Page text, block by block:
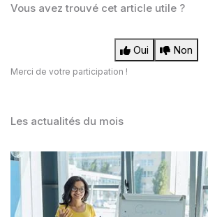
Vous avez trouvé cet article utile ?
Oui Non
Merci de votre participation !
Les actualités du mois